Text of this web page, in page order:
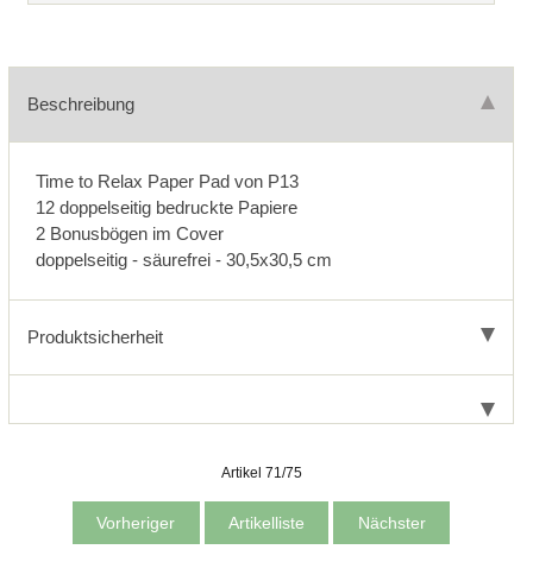
Beschreibung
Time to Relax Paper Pad von P13
12 doppelseitig bedruckte Papiere
2 Bonusbögen im Cover
doppelseitig - säurefrei - 30,5x30,5 cm
Produktsicherheit
Artikel 71/75
Vorheriger Artikelliste Nächster